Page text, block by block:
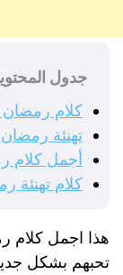
جدول
كلام رمضان
تهنئة
أجمل كلام
كلام تهنئة
هذا اجمل كلام
تحبهم بشكل